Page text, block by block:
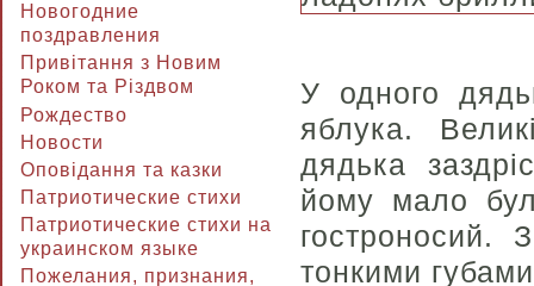
Новогодние
поздравления
Привітання з Новим
Роком та Різдвом
Рождество
Новости
Оповідання та казки
Патриотические стихи
Патриотические стихи на
украинском языке
Пожелания, признания,
У одного
яблука.
дядька
йому мало
гостроносий.
тонкими